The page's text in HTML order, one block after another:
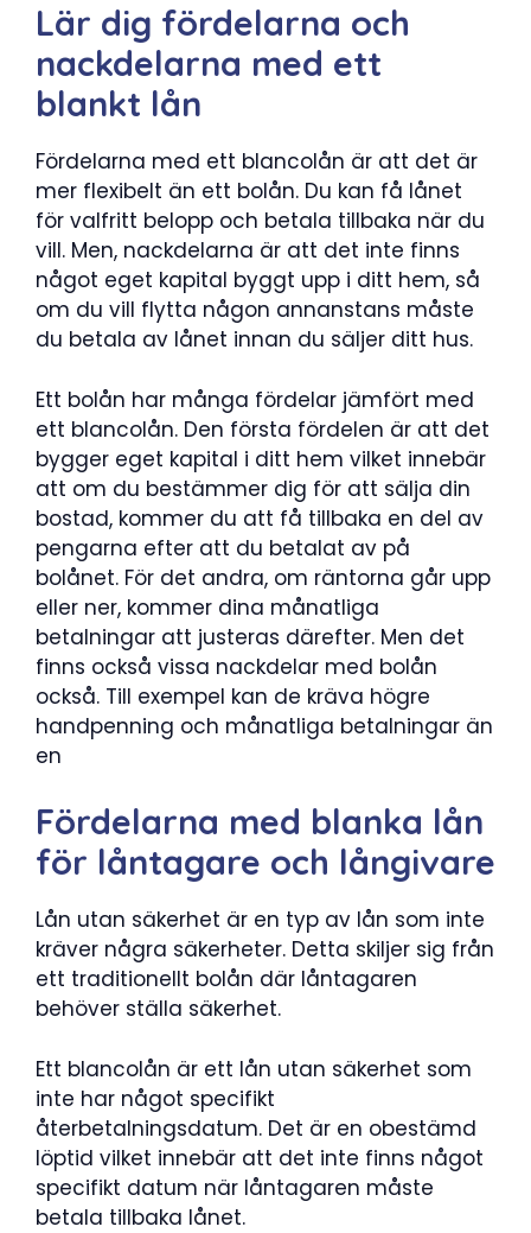
Lär dig fördelarna och
nackdelarna med ett
blankt lån
Fördelarna med ett blancolån är att det är
mer flexibelt än ett bolån. Du kan få lånet
för valfritt belopp och betala tillbaka när du
vill. Men, nackdelarna är att det inte finns
något eget kapital byggt upp i ditt hem, så
om du vill flytta någon annanstans måste
du betala av lånet innan du säljer ditt hus.
Ett bolån har många fördelar jämfört med
ett blancolån. Den första fördelen är att det
bygger eget kapital i ditt hem vilket innebär
att om du bestämmer dig för att sälja din
bostad, kommer du att få tillbaka en del av
pengarna efter att du betalat av på
bolånet. För det andra, om räntorna går upp
eller ner, kommer dina månatliga
betalningar att justeras därefter. Men det
finns också vissa nackdelar med bolån
också. Till exempel kan de kräva högre
handpenning och månatliga betalningar än
en
Fördelarna med blanka lån
för låntagare och långivare
Lån utan säkerhet är en typ av lån som inte
kräver några säkerheter. Detta skiljer sig från
ett traditionellt bolån där låntagaren
behöver ställa säkerhet.
Ett blancolån är ett lån utan säkerhet som
inte har något specifikt
återbetalningsdatum. Det är en obestämd
löptid vilket innebär att det inte finns något
specifikt datum när låntagaren måste
betala tillbaka lånet.